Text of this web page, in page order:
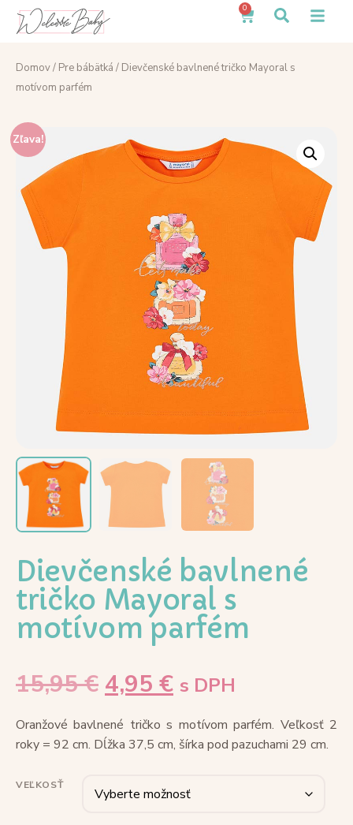
0
Domov/ Pre bábätká / Dievčenské bavlnené tričko Mayoral s
motívom parfém
Zľava!
Dievčenské bavlnené
tričko Mayoral s
motívom parfém
15,95€4,95€ s DPH
Oranžové bavlnené tričko s motívom parfém. Veľkosť 2
roky = 92 cm. Dĺžka 37,5 cm, šírka pod pazuchami 29 cm.
VEĽKOSŤ